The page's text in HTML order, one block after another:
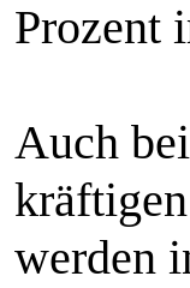
Prozent
Auch
werden